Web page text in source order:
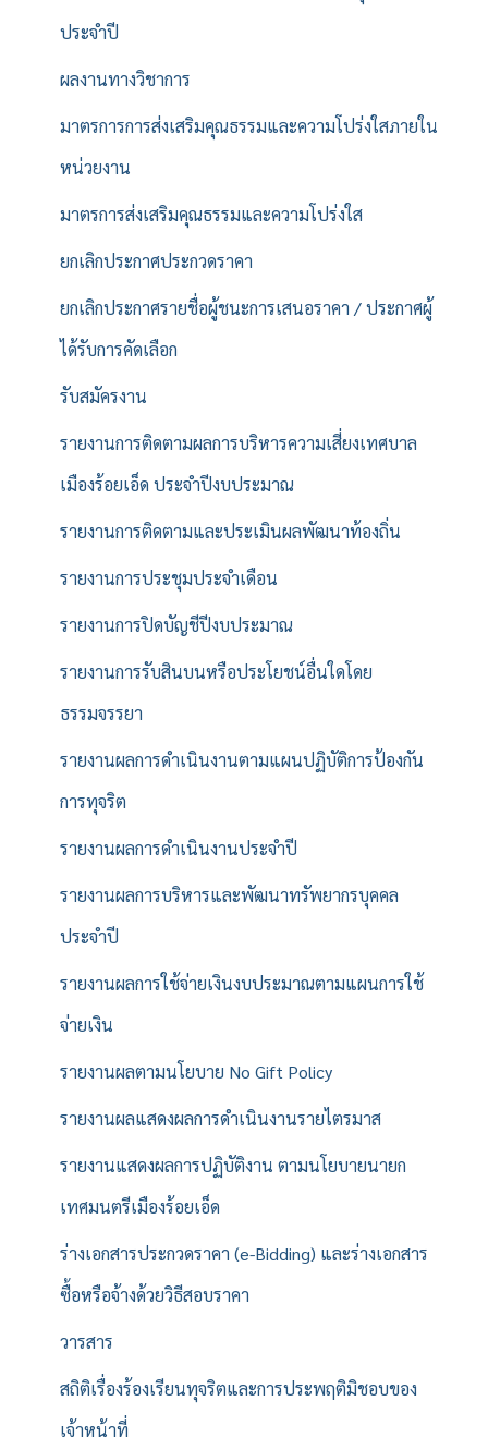
ประจำปี
ผลงานทางวิชาการ
มาตรการการส่งเสริมคุณธรรมและความโปร่งใสภายใน
หน่วยงาน
มาตรการส่งเสริมคุณธรรมและความโปร่งใส
ยกเลิกประกาศประกวดราคา
ยกเลิกประกาศรายชื่อผู้ชนะการเสนอราคา / ประกาศผู้
ได้รับการคัดเลือก
รับสมัครงาน
รายงานการติดตามผลการบริหารความเสี่ยงเทศบาล
เมืองร้อยเอ็ด ประจำปีงบประมาณ
รายงานการติดตามและประเมินผลพัฒนาท้องถิ่น
รายงานการประชุมประจำเดือน
รายงานการปิดบัญชีปีงบประมาณ
รายงานการรับสินบนหรือประโยชน์อื่นใดโดย
ธรรมจรรยา
รายงานผลการดำเนินงานตามแผนปฏิบัติการป้องกัน
การทุจริต
รายงานผลการดำเนินงานประจำปี
รายงานผลการบริหารและพัฒนาทรัพยากรบุคคล
ประจำปี
รายงานผลการใช้จ่ายเงินงบประมาณตามแผนการใช้
จ่ายเงิน
รายงานผลตามนโยบาย No Gift Policy
รายงานผลแสดงผลการดำเนินงานรายไตรมาส
รายงานแสดงผลการปฏิบัติงาน ตามนโยบายนายก
เทศมนตรีเมืองร้อยเอ็ด
ร่างเอกสารประกวดราคา (e-Bidding) และร่างเอกสาร
ซื้อหรือจ้างด้วยวิธีสอบราคา
วารสาร
สถิติเรื่องร้องเรียนทุจริตและการประพฤติมิชอบของ
เจ้าหน้าที่